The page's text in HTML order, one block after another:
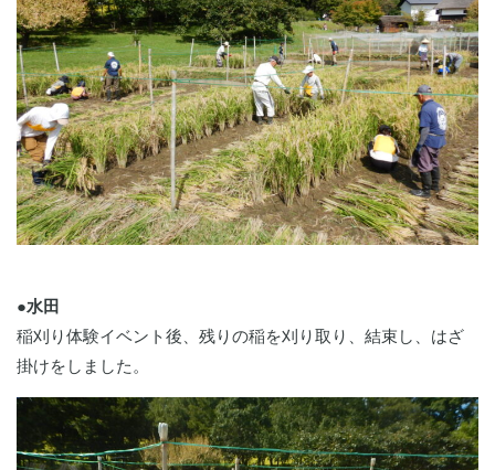
●水田
稲刈り体験イベント後、残りの稲を刈り取り、結束し、はざ
掛けをしました。